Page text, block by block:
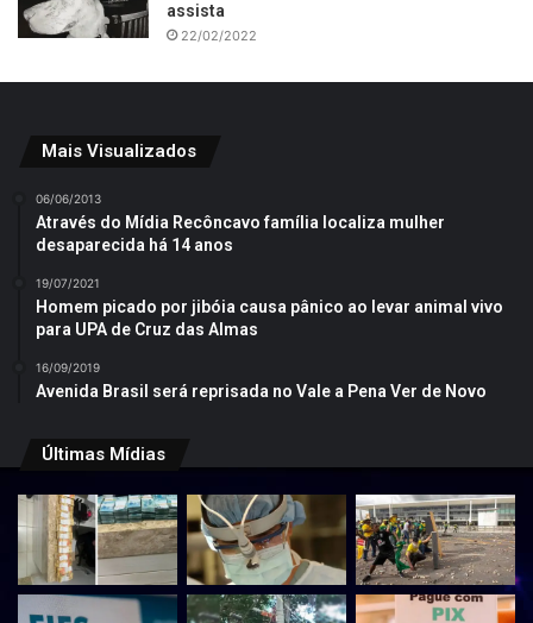
assista
22/02/2022
Mais Visualizados
06/06/2013
Através do Mídia Recôncavo família localiza mulher
desaparecida há 14 anos
19/07/2021
Homem picado por jibóia causa pânico ao levar animal vivo
para UPA de Cruz das Almas
16/09/2019
Avenida Brasil será reprisada no Vale a Pena Ver de Novo
Últimas Mídias